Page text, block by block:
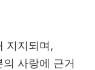
지지되며 ,
의 사랑에 근거